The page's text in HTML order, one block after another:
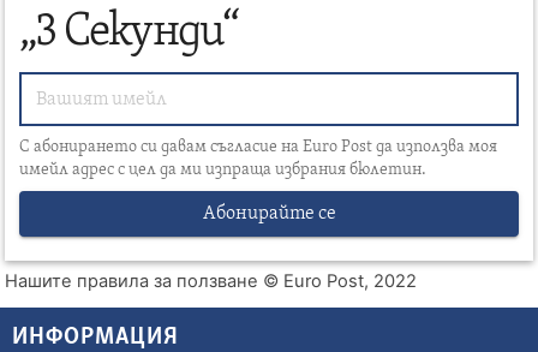
„3 Секунди“
С абонирането си давам съгласие на Euro Post да използва моя
имейл адрес с цел да ми изпраща избрания бюлетин.
Абонирайте се
Нашите правила за ползване © Euro Post, 2022
ИНФОРМАЦИЯ